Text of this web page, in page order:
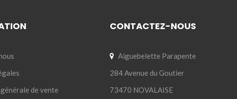
de vente
CONTACTEZ-NOUS
Aiguebelette Parapente
284 Avenue du Goutier
73470 NOVALAISE